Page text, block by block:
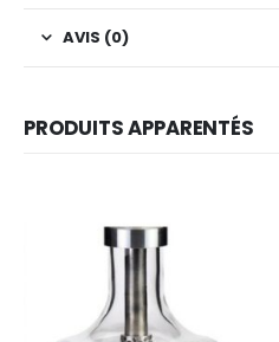
AVIS (0)
PRODUITS APPARENTÉS